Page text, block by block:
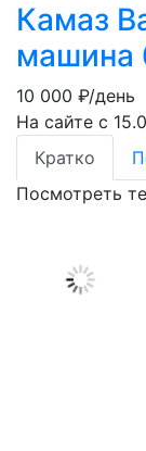
Камаз
машина
10 000 ₽/день
На сайте с
Кратко
Посмотреть